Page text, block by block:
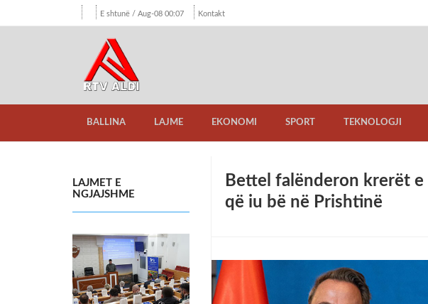
E shtunë / Aug-08 00:07 Kontakt
BALLINA LAJME EKONOMI SPORT TEKNOLOGJI
LAJMET E
NGJAJSHME
Bettel falënderon krerët
që iu bë në Prishtinë